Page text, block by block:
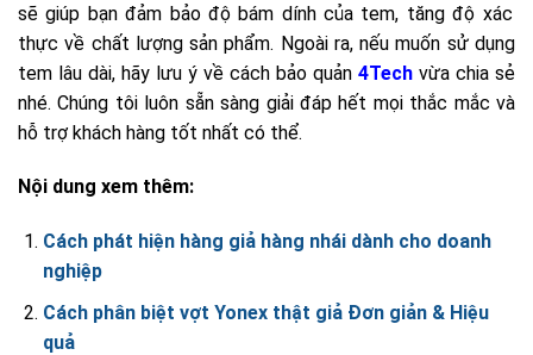
sẽ giúp bạn đảm bảo độ bám dính của tem, tăng độ xác
thực về chất lượng sản phẩm. Ngoài ra, nếu muốn sử dụng
tem lâu dài, hãy lưu ý về cách bảo quản 4Tech vừa chia sẻ
nhé. Chúng tôi luôn sẵn sàng giải đáp hết mọi thắc mắc và
hỗ trợ khách hàng tốt nhất có thể.
Nội dung xem thêm:
Cách phát hiện hàng giả hàng nhái dành cho doanh
nghiệp
Cách phân biệt vợt Yonex thật giả Đơn giản & Hiệu
quả